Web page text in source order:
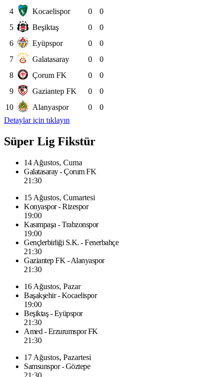
4
Kocaelispor 0
0
5
Beşiktaş 0
0
6
Eyüpspor 0
0
7
Galatasaray 0
0
8
Çorum FK 0
0
9
Gaziantep FK 0
0
10
Alanyaspor 0
0
Detaylar için tıklayın
Süper Lig Fikstür
14 Ağustos, Cuma
Galatasaray - Çorum FK
21:30
15 Ağustos, Cumartesi
Konyaspor - Rizespor
19:00
Kasımpaşa - Trabzonspor
19:00
Gençlerbirliği S.K. - Fenerbahçe
21:30
Gaziantep FK - Alanyaspor
21:30
16 Ağustos, Pazar
Başakşehir - Kocaelispor
19:00
Beşiktaş - Eyüpspor
21:30
Amed - Erzurumspor FK
21:30
17 Ağustos, Pazartesi
Samsunspor - Göztepe
21:30